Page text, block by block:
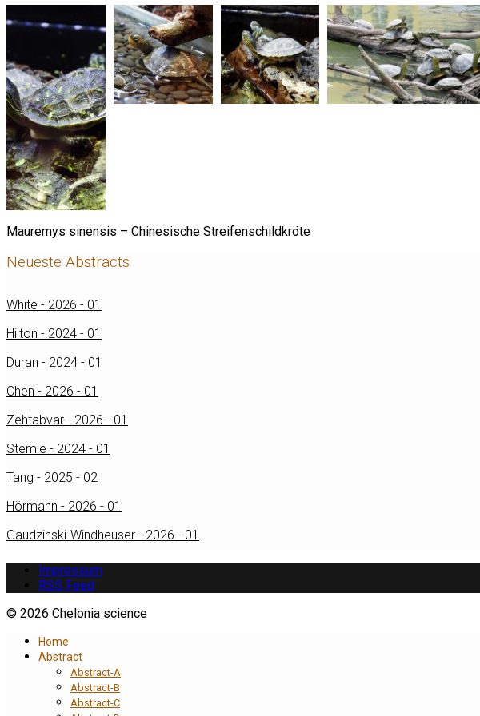
Mauremys sinensis – Chinesische Streifenschildkröte
Neueste Abstracts
White - 2026 - 01
Hilton - 2024 - 01
Duran - 2024 - 01
Chen - 2026 - 01
Zehtabvar - 2026 - 01
Stemle - 2024 - 01
Tang - 2025 - 02
Hörmann - 2026 - 01
Gaudzinski-Windheuser - 2026 - 01
Impressum
RSS Feed
© 2026 Chelonia science
Home
Abstract
Abstract-A
Abstract-B
Abstract-C